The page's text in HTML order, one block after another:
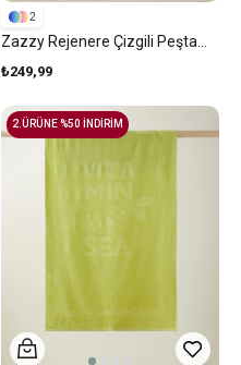
₺249,99
2
2.ÜRÜNE %50 İNDİRİM